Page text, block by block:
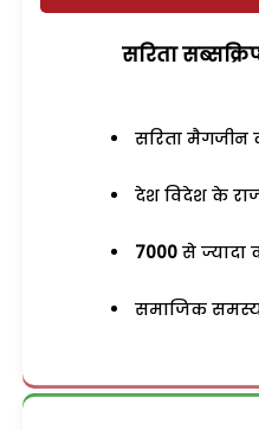
सरिता
सरिता मैगजीन
देश विदेश के
7000 से ज्यादा
समाजिक